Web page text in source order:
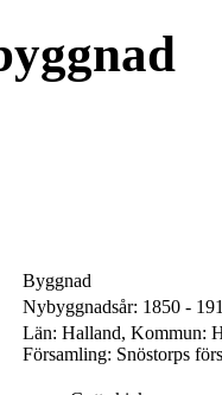
Byggnad
Nybyggnadsår: 1850 -
Län: Halland, Kommun:
Församling: Snöstorps